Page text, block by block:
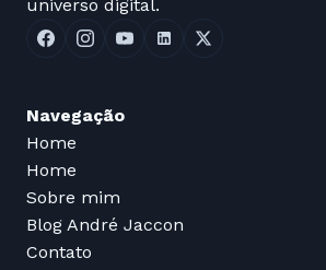
universo digital.
Navegação
Home
Home
Sobre mim
Blog André Jaccon
Contato